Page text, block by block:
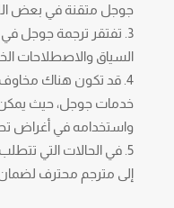
جوجل متقنة في بعض
تفتقر ترجمة جوجل في
السياق والاصطلاحات
قد تكون هناك
خدمات جوجل، حيث
واستخدامه في أغراض
في الحالات التي
إلى مترجم محترف